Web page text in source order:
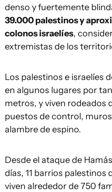
denso y fuertemente
39.000 palestinos y
colonos israelíes,
extremistas de los
Los palestinos e israelíes
en algunos lugares por
metros, y viven rodeados
puestos de control,
alambre de espino.
Desde el ataque de
días, 11 barrios
viven alrededor de 750